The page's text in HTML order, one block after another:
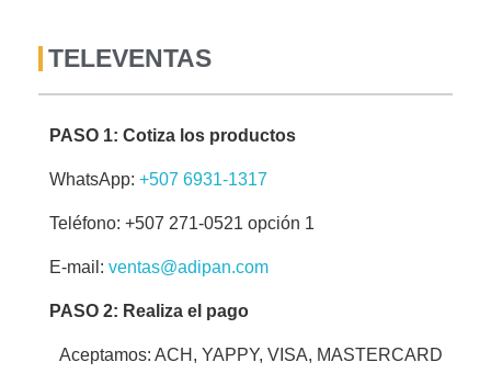
TELEVENTAS
PASO 1: Cotiza los productos
WhatsApp: +507 6931-1317
Teléfono: +507 271-0521 opción 1
E-mail: ventas@adipan.com
PASO 2: Realiza el pago
Aceptamos: ACH, YAPPY, VISA, MASTERCARD